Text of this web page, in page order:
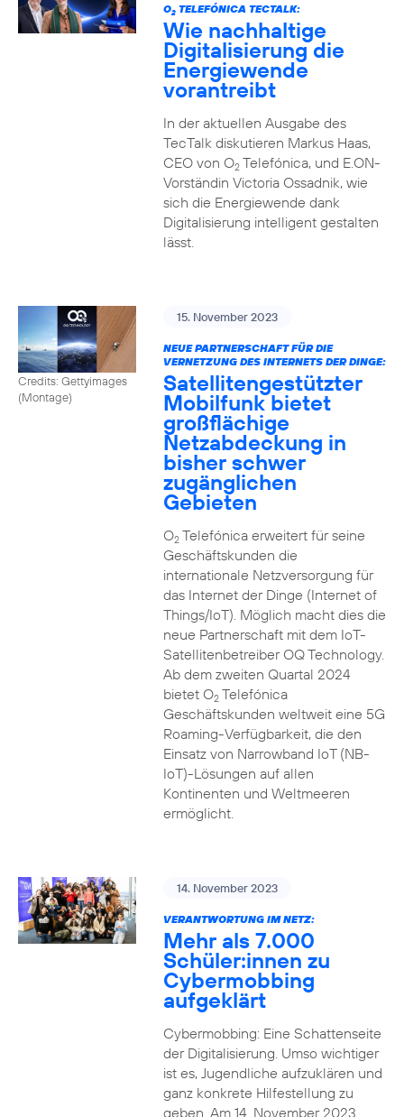
O2TELEFÓNICA TECTALK:
Wie nachhaltige
Digitalisierung die
Energiewende
vorantreibt
In der aktuellen Ausgabe des
TecTalk diskutieren Markus Haas,
CEO von O2Telefónica, und E.ON-
Vorständin Victoria Ossadnik, wie
sich die Energiewende dank
Digitalisierung intelligent gestalten
lässt.
Credits: Gettyimages
(Montage)
15. November 2023
NEUE PARTNERSCHAFT FÜR DIE
VERNETZUNG DES INTERNETS DER DINGE:
Satellitengestützter
Mobilfunk bietet
großflächige
Netzabdeckung in
bisher schwer
zugänglichen
Gebieten
O2Telefónica erweitert für seine
Geschäftskunden die
internationale Netzversorgung für
das Internet der Dinge (Internet of
Things/IoT). Möglich macht dies die
neue Partnerschaft mit dem IoT-
Satellitenbetreiber OQ Technology.
Ab dem zweiten Quartal 2024
bietet O2Telefónica
Geschäftskunden weltweit eine 5G
Roaming-Verfügbarkeit, die den
Einsatz von Narrowband IoT (NB-
IoT)-Lösungen auf allen
Kontinenten und Weltmeeren
ermöglicht.
14. November 2023
VERANTWORTUNG IM NETZ:
Mehr als 7.000
Schüler:innen zu
Cybermobbing
aufgeklärt
Cybermobbing: Eine Schattenseite
der Digitalisierung. Umso wichtiger
ist es, Jugendliche aufzuklären und
ganz konkrete Hilfestellung zu
geben. Am 14. November 2023